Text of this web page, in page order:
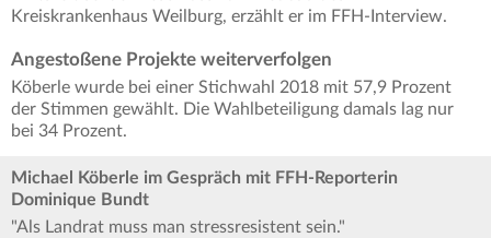
Kreiskrankenhaus Weilburg, erzählt er im FFH-Interview.
Angestoßene Projekte weiterverfolgen
Köberle wurde bei einer Stichwahl 2018 mit 57,9 Prozent
der Stimmen gewählt. Die Wahlbeteiligung damals lag nur
bei 34 Prozent.
Michael Köberle im Gespräch mit FFH-Reporterin
Dominique Bundt
"Als Landrat muss man stressresistent sein."